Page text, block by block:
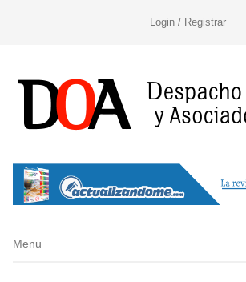
Login / Registrar
Menu
Menu